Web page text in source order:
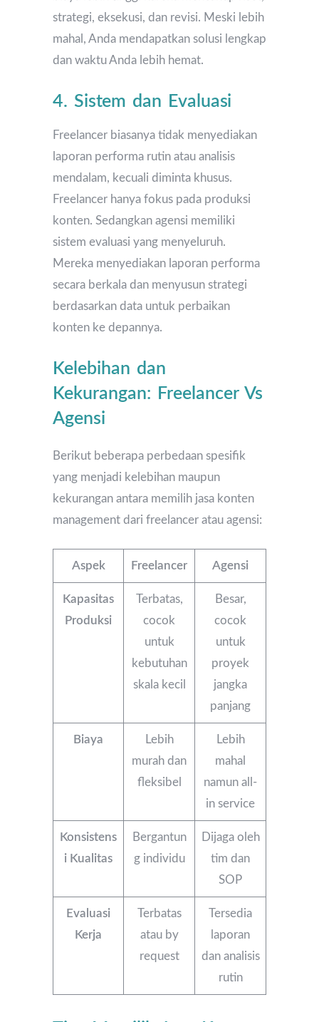
strategi, eksekusi, dan revisi. Meski lebih
mahal, Anda mendapatkan solusi lengkap
dan waktu Anda lebih hemat.
4. Sistem dan Evaluasi
Freelancer biasanya tidak menyediakan
laporan performa rutin atau analisis
mendalam, kecuali diminta khusus.
Freelancer hanya fokus pada produksi
konten. Sedangkan agensi memiliki
sistem evaluasi yang menyeluruh.
Mereka menyediakan laporan performa
secara berkala dan menyusun strategi
berdasarkan data untuk perbaikan
konten ke depannya.
Kelebihan dan
Kekurangan: Freelancer Vs
Agensi
Berikut beberapa perbedaan spesifik
yang menjadi kelebihan maupun
kekurangan antara memilih jasa konten
management dari freelancer atau agensi:
Aspek Freelancer Agensi
Kapasitas
Produksi
Terbatas,
cocok
untuk
kebutuhan
skala kecil
Besar,
cocok
untuk
proyek
jangka
panjang
Biaya
Lebih
murah dan
fleksibel
Lebih
mahal
namun all-
in service
Konsistens
i Kualitas
Bergantun
g individu
Dijaga oleh
tim dan
SOP
Evaluasi
Kerja
Terbatas
atau by
request
Tersedia
laporan
dan analisis
rutin